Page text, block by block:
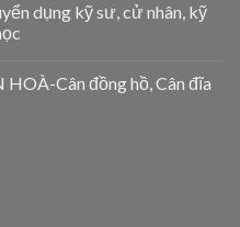
dụng kỹ sư, cử nhân, kỹ
Cân đồng hồ, Cân đĩa